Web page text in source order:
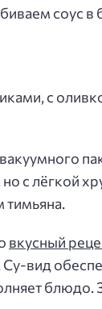
соус в
с
с лёгкой
тимьяна.
вкусный
вид
блюдо.